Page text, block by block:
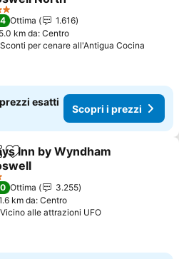
i prezzi
Ottima
1.616
5.0 km da: Centro
Sconti per cenare all'Antigua Cocina
esatti
Scopri i prezzi
Aggiungi ai preferiti
Inn by Wyndham
i prezzi
Ottima
3.255
km da: Centro
Vicino alle attrazioni UFOScopri i prezzi